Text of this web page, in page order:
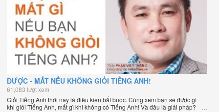
ĐƯỢC - MẤT NẾU KHÔNG GIỎI TIẾNG ANH!
61,083 lượt xem
Giỏi Tiếng Anh thời nay là điều kiện bắt buộc. Cùng xem bạn sẽ được gì
khi giỏi Tiếng Anh, mất gì khi không có Tiếng Anh! Và đâu là giải pháp?